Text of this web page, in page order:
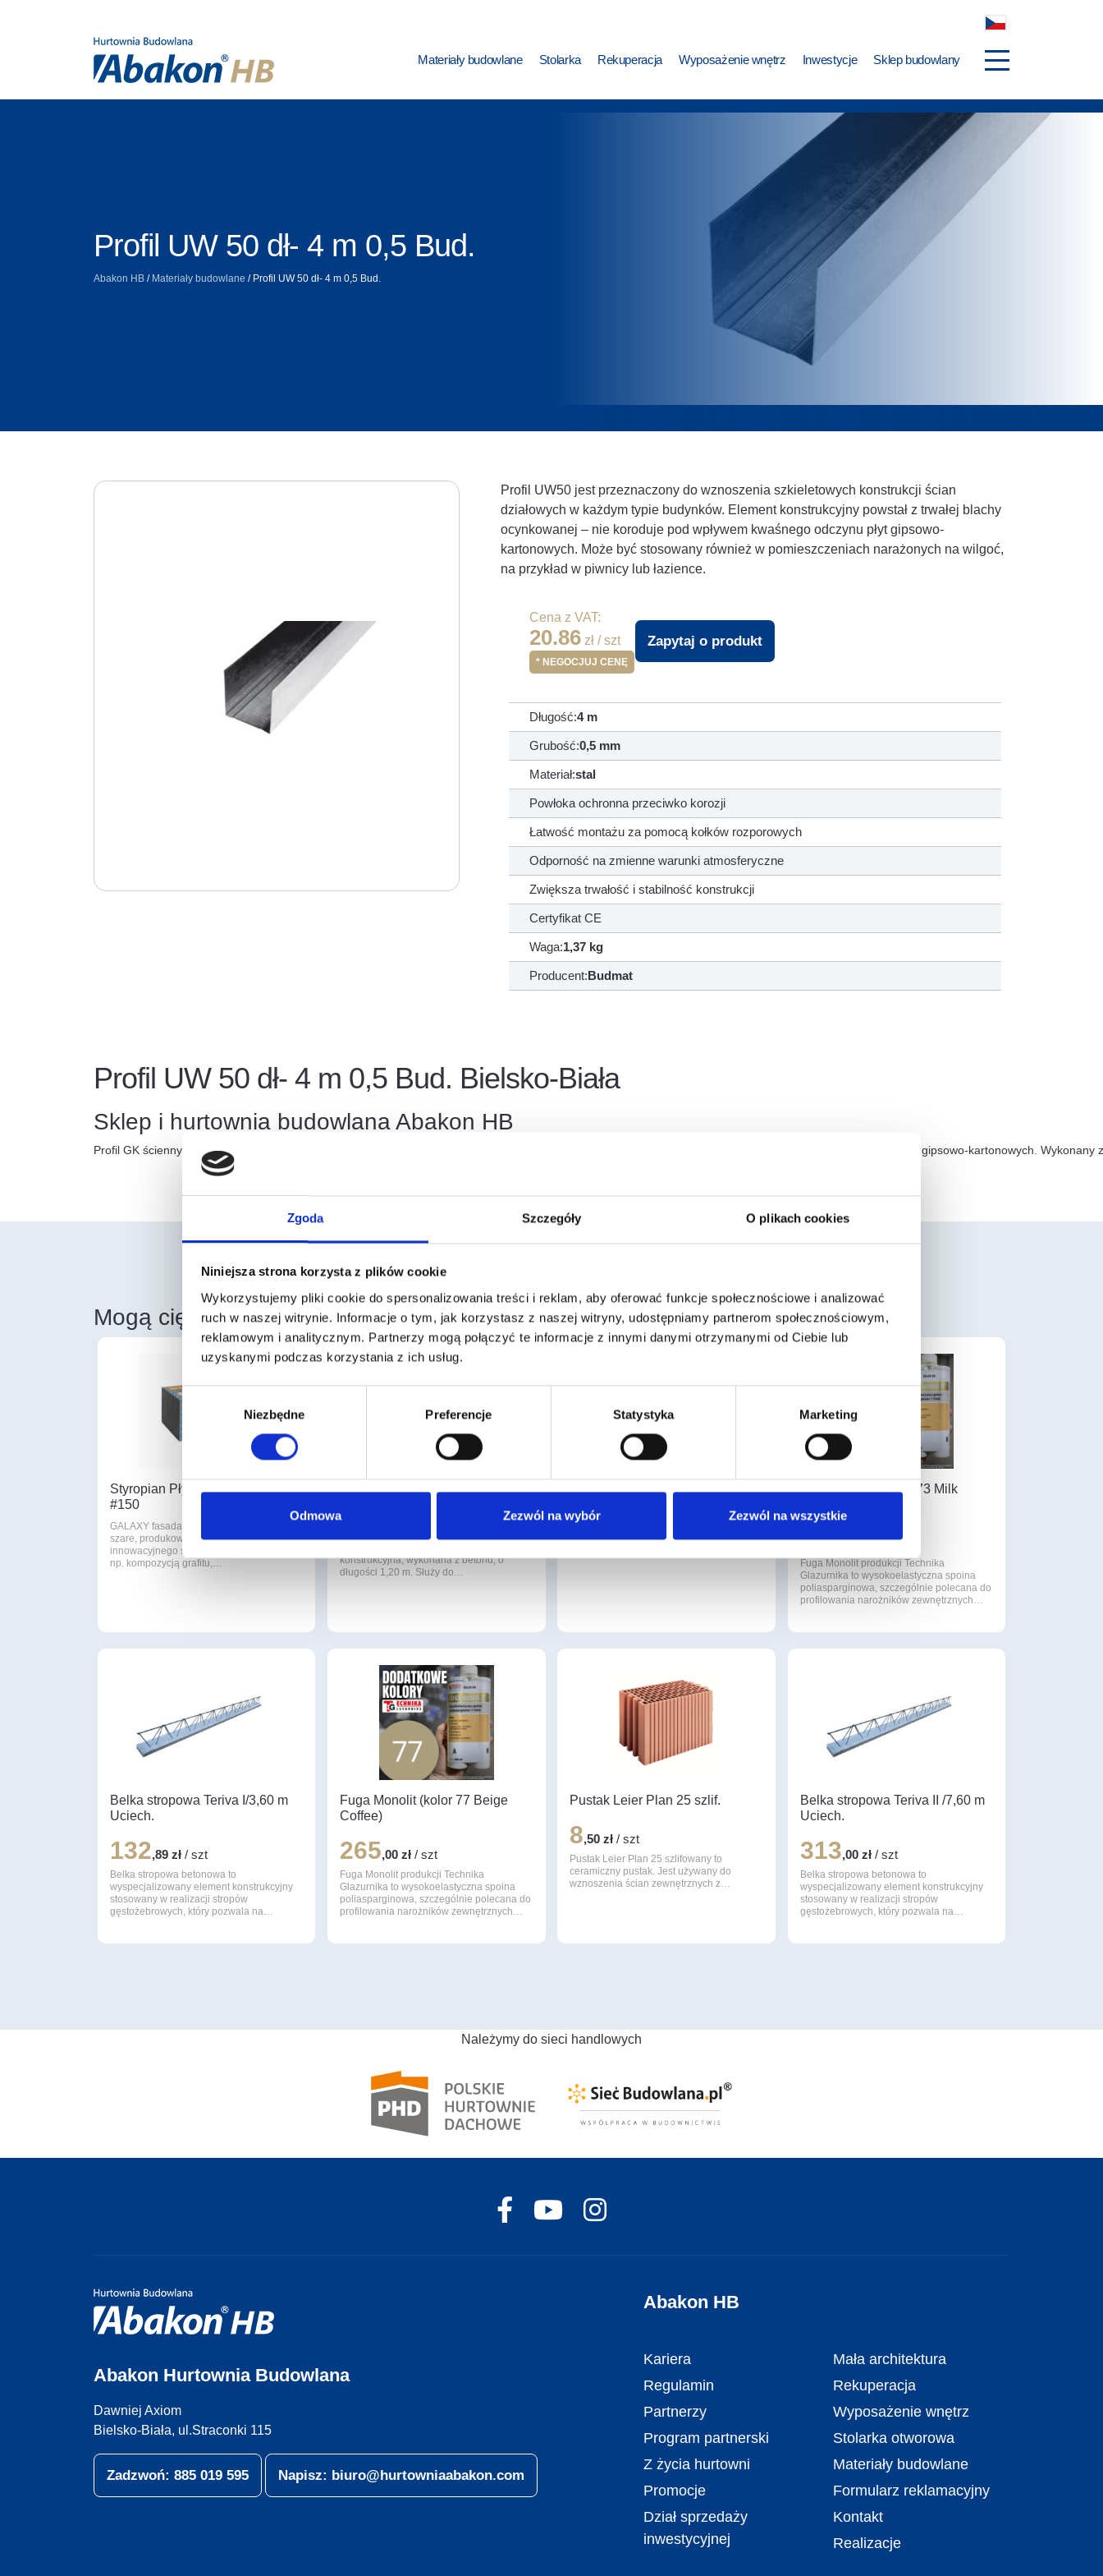
Zgoda Szczegóły O plikach cookies
Niniejsza strona korzysta z plików cookie
Wykorzystujemy pliki cookie do spersonalizowania treści i reklam, aby oferować funkcje społecznościowe i analizować
ruch w naszej witrynie. Informacje o tym, jak korzystasz z naszej witryny, udostępniamy partnerom społecznościowym,
reklamowym i analitycznym. Partnerzy mogą połączyć te informacje z innymi danymi otrzymanymi od Ciebie lub
uzyskanymi podczas korzystania z ich usług.
Wybór
zgody
Niezbędne Preferencje Statystyka Marketing
Odmowa Zezwól na wybór Zezwól na wszystkie
Materiały budowlane Stolarka Rekuperacja Wyposażenie wnętrz Inwestycje Sklep budowlany
Profil UW 50 dł- 4 m 0,5 Bud.
Abakon HB / Materiały budowlane / Profil UW 50 dł- 4 m 0,5 Bud.
Profil UW50 jest przeznaczony do wznoszenia szkieletowych konstrukcji ścian
działowych w każdym typie budynków. Element konstrukcyjny powstał z trwałej blachy
ocynkowanej – nie koroduje pod wpływem kwaśnego odczynu płyt gipsowo-
kartonowych. Może być stosowany również w pomieszczeniach narażonych na wilgoć,
na przykład w piwnicy lub łazience.
Cena z VAT:
20.86 zł / szt
* NEGOCJUJ CENĘ
Zapytaj o produkt
Długość:4 m
Grubość:0,5 mm
Materiał:stal
Powłoka ochronna przeciwko korozji
Łatwość montażu za pomocą kołków rozporowych
Odporność na zmienne warunki atmosferyczne
Zwiększa trwałość i stabilność konstrukcji
Certyfikat CE
Waga:1,37 kg
Producent:Budmat
Profil UW 50 dł- 4 m 0,5 Bud. Bielsko-Biała
Sklep i hurtownia budowlana Abakon HB
Profil GK ścienny UW 50 o długości 4 metrów i grubości 0,5 mm to kluczowy element systemów suchej zabudowy, idealny do konstrukcji ścian działowych z płyt gipsowo-kartonowych.
Mogą cię również zainteresować
Styropian Płyty GALAXY fasada
#150
GALAXY fasada Są to płyty srebrzysto-
szare, produkowane na bazie
innowacyjnego surowca, uszlachetnionego
np. kompozycją grafitu,…
Nadproże L-19/9 1,20m
64
konstrukcyjna, wykonana z betonu, o
długości 1,20 m. Służy do…
Styropian Płyty GOLD dach-
Termo Organika Gold dach-podłoga to
wysokiej jakości płyta styropianowa w
Fuga Monolit (kolor 73 Milk
265,00 zł/ szt
Fuga Monolit produkcji Technika
Glazurnika to wysokoelastyczna spoina
poliasparginowa, szczególnie polecana do
profilowania narożników zewnętrznych…
Belka stropowa Teriva I/3,60 m
Uciech.
132,89 zł / szt
Belka stropowa betonowa to
wyspecjalizowany element konstrukcyjny
stosowany w realizacji stropów
gęstożebrowych, który pozwala na…
Fuga Monolit (kolor 77 Beige
Coffee)
265,00 zł / szt
Fuga Monolit produkcji Technika
Glazurnika to wysokoelastyczna spoina
poliasparginowa, szczególnie polecana do
profilowania narożników zewnętrznych…
Pustak Leier Plan 25 szlif.
8,50 zł / szt
Pustak Leier Plan 25 szlifowany to
ceramiczny pustak. Jest używany do
wznoszenia ścian zewnętrznych z…
Belka stropowa Teriva II /7,60 m
Uciech.
313,00 zł/ szt
Belka stropowa betonowa to
wyspecjalizowany element konstrukcyjny
stosowany w realizacji stropów
gęstożebrowych, który pozwala na…
Należymy do sieci handlowych
Abakon Hurtownia Budowlana
Dawniej Axiom
Bielsko-Biała, ul.Straconki 115
Zadzwoń: 885 019 595 Napisz: biuro@hurtowniaabakon.com
Abakon HB
Kariera
Regulamin
Partnerzy
Program partnerski
Z życia hurtowni
Promocje
Dział sprzedaży
inwestycyjnej
Mała architektura
Rekuperacja
Wyposażenie wnętrz
Stolarka otworowa
Materiały budowlane
Formularz reklamacyjny
Kontakt
Realizacje